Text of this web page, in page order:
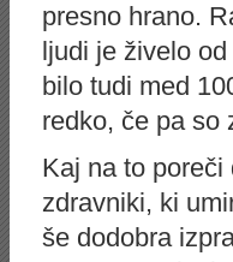
presno hrano.
ljudi je živelo
bilo tudi med
redko, če pa so
Kaj na to
zdravniki, ki
še dodobra